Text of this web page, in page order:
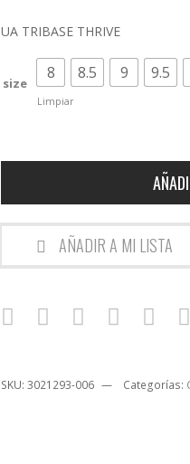
UA TRIBASE THRIVE
size
8 8.5 9 9.5
Limpiar
AÑADIR A MI LISTA
SKU: 3021293-006 Categorías: